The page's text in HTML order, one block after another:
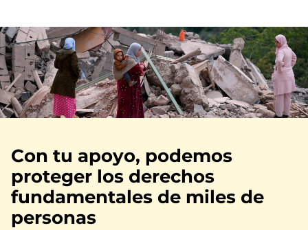
Imagen
Con tu apoyo, podemos
proteger los derechos
fundamentales de miles de
personas